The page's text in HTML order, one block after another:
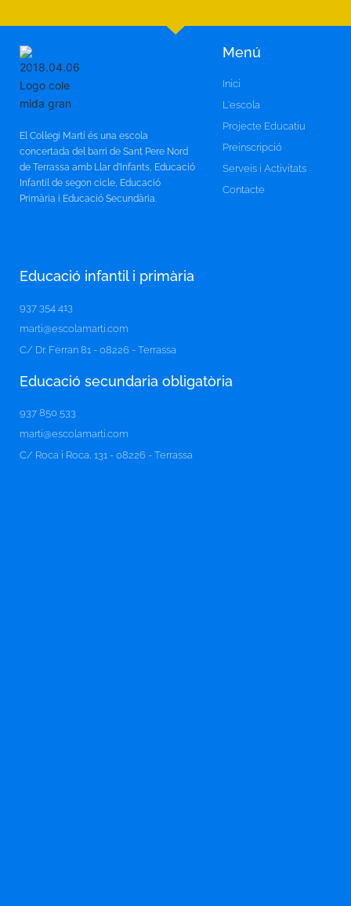
El Col·legi Martí és una escola
concertada del barri de Sant Pere Nord
de Terrassa amb Llar d’Infants, Educació
Infantil de segon cicle, Educació
Primària i Educació Secundària.
Menú
Inici
L'escola
Projecte Educatiu
Preinscripció
Serveis i Activitats
Contacte
Educació infantil i primària
937 354 413
marti@escolamarti.com
C/ Dr. Ferran 81 - 08226 - Terrassa
Educació secundaria obligatòria​
937 850 533
marti@escolamarti.com
C/ Roca i Roca, 131 - 08226 - Terrassa